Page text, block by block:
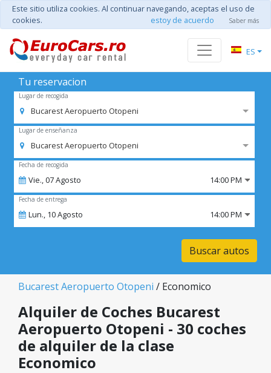
Este sitio utiliza cookies. Al continuar navegando, aceptas el uso de
cookies.
estoy de acuerdo Saber más
ES
Tu reservacion
Lugar de recogida
Bucarest Aeropuerto Otopeni
Lugar de enseñanza
Bucarest Aeropuerto Otopeni
Fecha de recogida
Vie.,07Agosto 14:00 PM
Fecha de entrega
Lun., 10Agosto 14:00 PM
Buscar autos
Bucarest Aeropuerto Otopeni / Economico
Alquiler de Coches Bucarest
Aeropuerto Otopeni - 30 coches
de alquiler de la clase
Economico